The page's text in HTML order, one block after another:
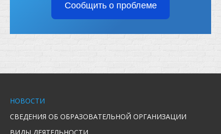
Сообщить о проблеме
НОВОСТИ
СВЕДЕНИЯ ОБ ОБРАЗОВАТЕЛЬНОЙ ОРГАНИЗАЦИИ